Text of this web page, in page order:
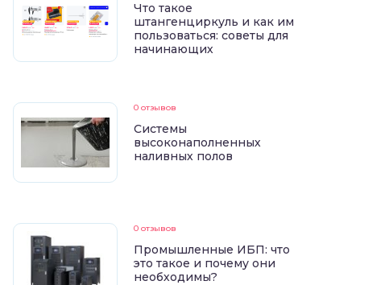
Что такое
штангенциркуль и как им
пользоваться: советы для
начинающих
0 отзывов
Системы
высоконаполненных
наливных полов
0 отзывов
Промышленные ИБП: что
это такое и почему они
необходимы?